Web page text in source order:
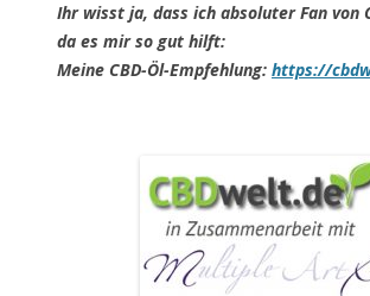
Ihr wisst ja, dass ich absoluter Fan von
da es mir so gut hilft:
Meine CBD-Öl-Empfehlung: https://